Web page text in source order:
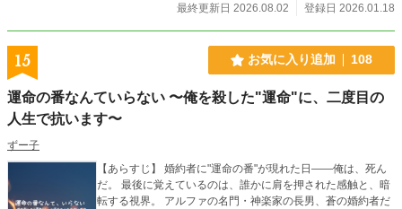
最終更新日 2026.08.02
登録日 2026.01.18
15 お気に入り追加 108
運命の番なんていらない 〜俺を殺した"運命"に、二度目の
人生で抗います〜
ずー子
【あらすじ】 婚約者に"運命の番"が現れた日——俺は、死ん
だ。 最後に覚えているのは、誰かに肩を押された感触と、暗
転する視界。 アルファの名門・神楽家の長男、蒼の婚約者だ